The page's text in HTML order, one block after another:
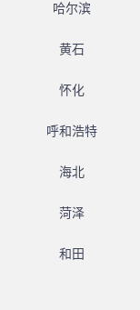
哈尔滨
黄石
怀化
呼和浩特
海北
菏泽
和田